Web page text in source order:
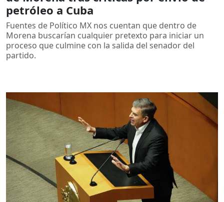
petróleo a Cuba
Fuentes de Político MX nos cuentan que dentro de
Morena buscarían cualquier pretexto para iniciar un
proceso que culmine con la salida del senador del
partido.